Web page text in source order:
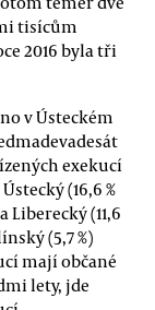
tisícům
2016 byla tři
v Ústeckém
exekucí
(16,6 %
Liberecký (11,6
(5,7 %)
mají občané
lety, jde